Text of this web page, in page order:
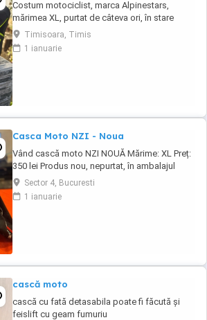
Costum motociclist, marca Alpinestars,
mărimea XL, purtat de câteva ori, în stare
foarte bună. Ridicare de la domiciliu( cartierul
Freidorf - Timișoara)
Timisoara, Timis
1 ianuarie
Casca Moto NZI - Noua
Vând cască moto NZI NOUĂ Mărime: XL Preț:
350 lei Produs nou, nepurtat, în ambalajul
original, cu husă și etichete. Cască
omologată, pregătită pentru utilizare pe
drumurile publice. Casca are un design
Sector 4, Bucuresti
1 ianuarie
cască moto
cască cu fată detasabila poate fi făcută și
feislift cu geam fumuriu